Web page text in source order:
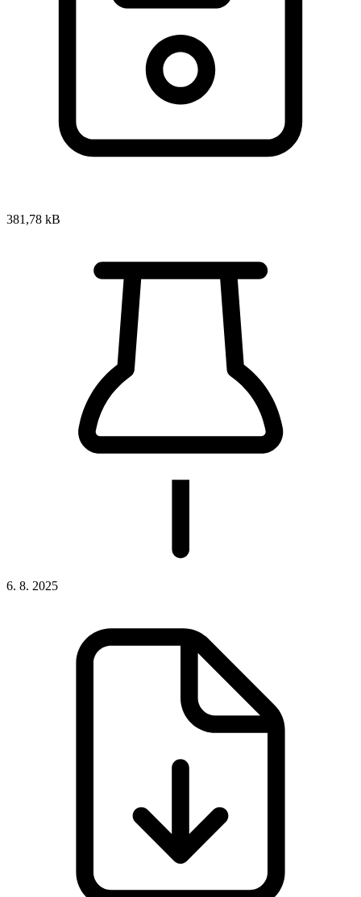
381,78 kB
6. 8. 2025